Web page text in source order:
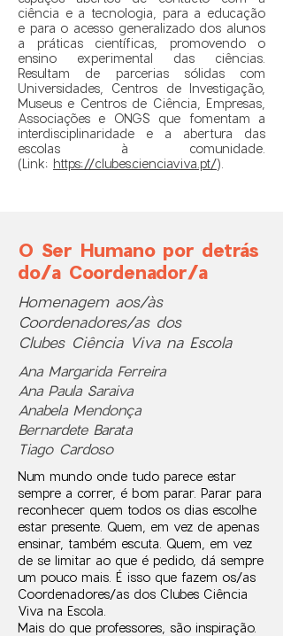
ciência e a tecnologia, para a educação
e para o acesso generalizado dos alunos
a práticas científicas, promovendo o
ensino experimental das ciências.
Resultam de parcerias sólidas com
Universidades, Centros de Investigação,
Museus e Centros de Ciência, Empresas,
Associações e ONG´S que fomentam a
interdisciplinaridade e a abertura das
escolas à comunidade.
(Link: https://clubes.cienciaviva.pt/).
O Ser Humano por detrás
do/a Coordenador/a
Homenagem aos/às
Coordenadores/as dos
Clubes Ciência Viva na Escola
Ana Margarida Ferreira
Ana Paula Saraiva
Anabela Mendonça
Bernardete Barata
Tiago Cardoso
Num mundo onde tudo parece estar
sempre a correr, é bom parar. Parar para
reconhecer quem todos os dias escolhe
estar presente. Quem, em vez de apenas
ensinar, também escuta. Quem, em vez
de se limitar ao que é pedido, dá sempre
um pouco mais. É isso que fazem os/as
Coordenadores/as dos Clubes Ciência
Viva na Escola.
Mais do que professores, são inspiração.